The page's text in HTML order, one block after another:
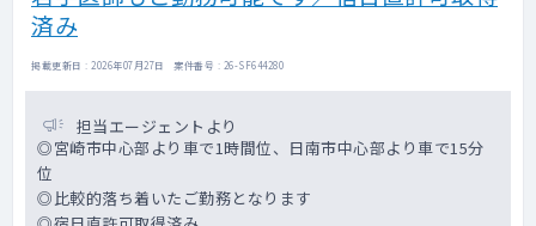
済み
掲載更新日 : 2026年07月27日 案件番号 : 26-SF644280
担当エージェントより
◎宮崎市中心部より車で1時間位、日南市中心部より車で15分
位
◎比較的落ち着いたご勤務となります